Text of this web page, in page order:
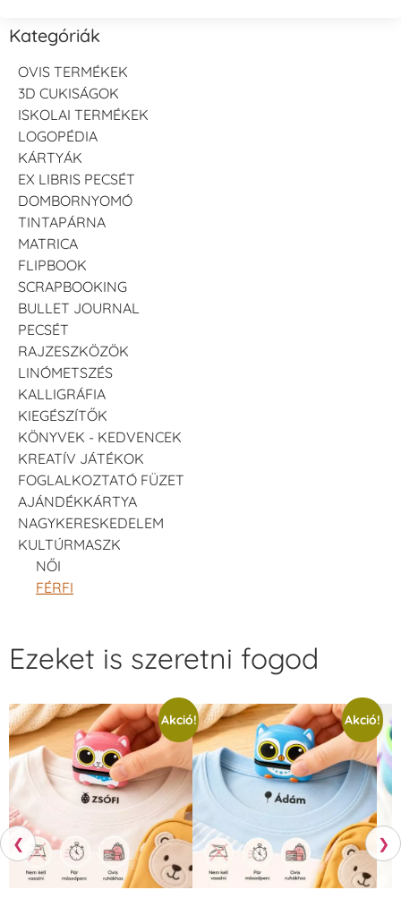
Kategóriák
OVIS TERMÉKEK
3D CUKISÁGOK
ISKOLAI TERMÉKEK
LOGOPÉDIA
KÁRTYÁK
EX LIBRIS PECSÉT
DOMBORNYOMÓ
TINTAPÁRNA
MATRICA
FLIPBOOK
SCRAPBOOKING
BULLET JOURNAL
PECSÉT
RAJZESZKÖZÖK
LINÓMETSZÉS
KALLIGRÁFIA
KIEGÉSZÍTŐK
KÖNYVEK - KEDVENCEK
KREATÍV JÁTÉKOK
FOGLALKOZTATÓ FÜZET
AJÁNDÉKKÁRTYA
NAGYKERESKEDELEM
KULTÚRMASZK
NŐI
FÉRFI
❮
Ezeket is szeretni fogod
Akció! Akció!
❯